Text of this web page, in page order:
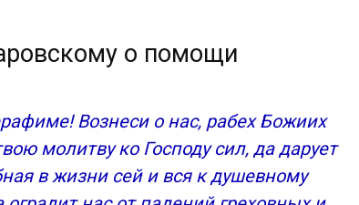
о помощи
Вознеси о нас, рабех Божиих
молитву ко Господу сил, да дарует
в жизни сей и вся к душевному